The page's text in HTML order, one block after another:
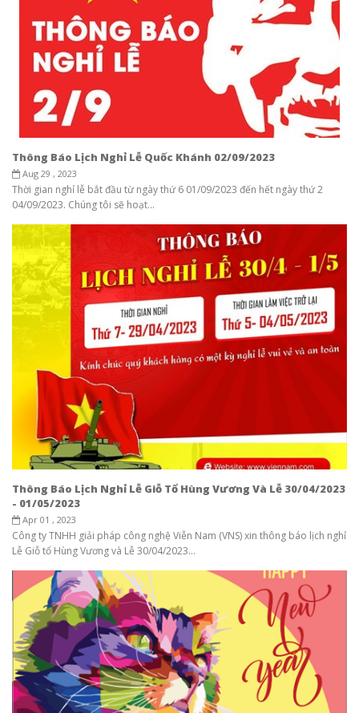
Thông Báo Lịch Nghỉ Lễ Quốc Khánh 02/09/2023
Aug 29 , 2023
Thời gian nghỉ lễ bắt đầu từ ngày thứ 6 01/09/2023 đến hết ngày thứ 2
04/09/2023. Chúng tôi sẽ hoạt...
Thông Báo Lịch Nghỉ Lễ Giỗ Tổ Hùng Vương Và Lễ 30/04/2023
- 01/05/2023
Apr 01 , 2023
Công ty TNHH giải pháp công nghệ Viễn Nam (VNS) xin thông báo lịch nghỉ
Lễ Giỗ tổ Hùng Vương và Lễ 30/04/2023...